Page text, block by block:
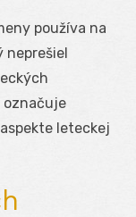
používa na
neprešiel
označuje
leteckej